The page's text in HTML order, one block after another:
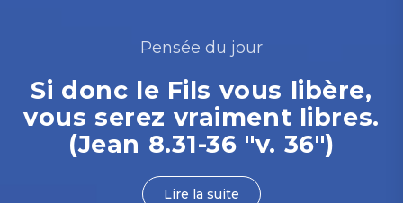
Pensée du jour
Si donc le Fils vous libère,
vous serez vraiment libres.
(Jean 8.31-36 "v. 36")
Lire la suite